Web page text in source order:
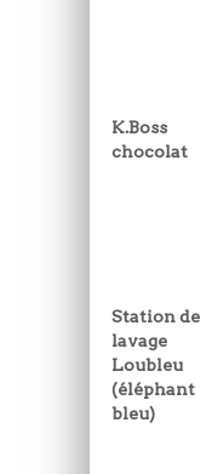
K.Boss
chocolat
Station de
lavage
Loubleu
(éléphant
bleu)